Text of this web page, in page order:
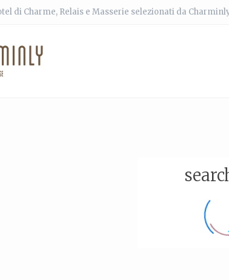
di Charme, Relais e Masserie selezionati da